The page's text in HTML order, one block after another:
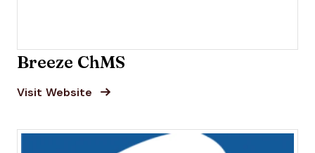
Breeze ChMS
Visit Website Opens New Window